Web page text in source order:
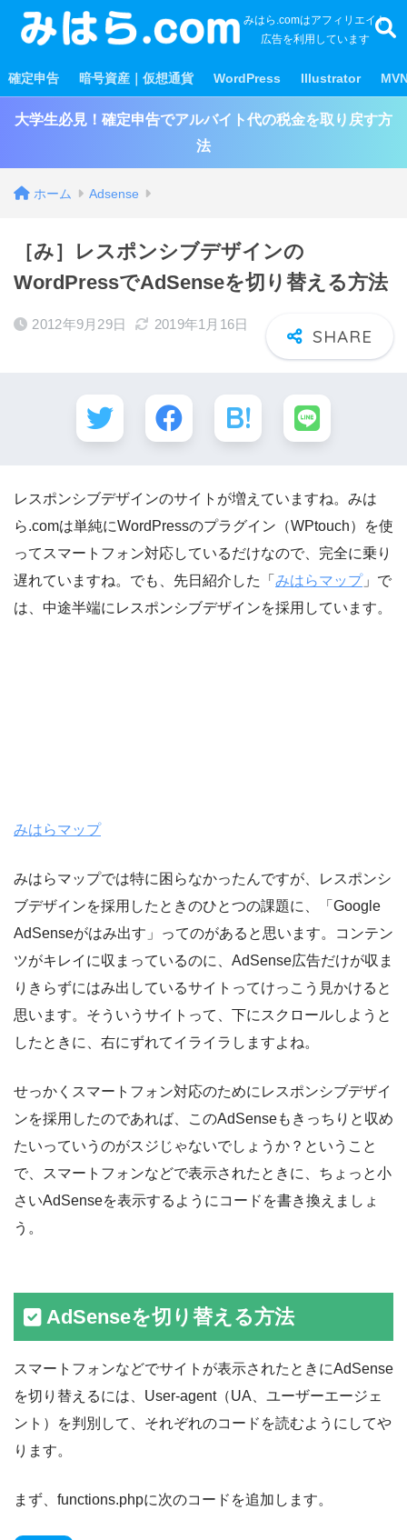
みはら.comはアフィリエイト
広告を利用しています
確定申告 暗号資産｜仮想通貨 WordPress Illustrator
大学生必見！確定申告でアルバイト代の税金を取り戻す方
法
ホーム Adsense
［み］レスポンシブデザインの
WordPressでAdSenseを切り替える方法
2012年9月29日 2019年1月16日
レスポンシブデザインのサイトが増えていますね。みは
ら.comは単純にWordPressのプラグイン（WPtouch）を使
ってスマートフォン対応しているだけなので、完全に乗り
遅れていますね。でも、先日紹介した「 みはらマップ」で
は、中途半端にレスポンシブデザインを採用しています。
みはらマップ
みはらマップでは特に困らなかったんですが、レスポンシ
ブデザインを採用したときのひとつの課題に、「Google
AdSenseがはみ出す」ってのがあると思います。コンテン
ツがキレイに収まっているのに、AdSense広告だけが収ま
りきらずにはみ出しているサイトってけっこう見かけると
思います。そういうサイトって、下にスクロールしようと
したときに、右にずれてイライラしますよね。
せっかくスマートフォン対応のためにレスポンシブデザイ
ンを採用したのであれば、このAdSenseもきっちりと収め
たいっていうのがスジじゃないでしょうか？ということ
で、スマートフォンなどで表示されたときに、ちょっと小
さいAdSenseを表示するようにコードを書き換えましょ
う。
AdSenseを切り替える方法
スマートフォンなどでサイトが表示されたときにAdSense
を切り替えるには、User-agent（UA、ユーザーエージェ
ント）を判別して、それぞれのコードを読むようにしてや
ります。
まず、functions.phpに次のコードを追加します。